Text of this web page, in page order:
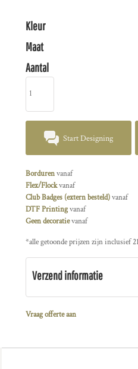
Kleur
Maat
Aantal
Start Designing
Bordurenvanaf
Flex/Flockvanaf
Club Badges (extern besteld)vanaf
DTF Printingvanaf
Geen decoratievanaf
*alle getoonde prijzen zijn inclusief
Verzend informatie
Vraag offerte aan